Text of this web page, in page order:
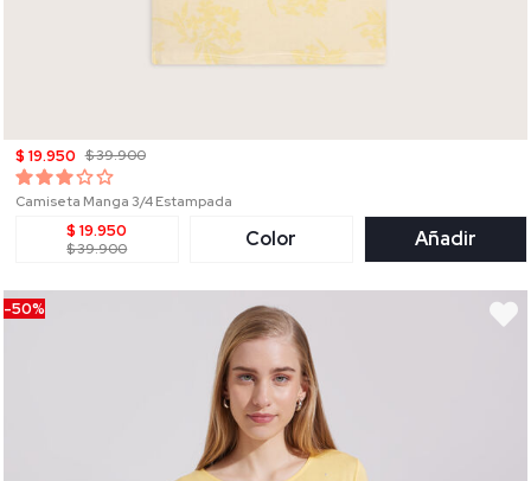
$ 19.950 $ 39.900
Camiseta Manga 3/4 Estampada
$ 19.950
$ 39.900 Color Añadir
-50%